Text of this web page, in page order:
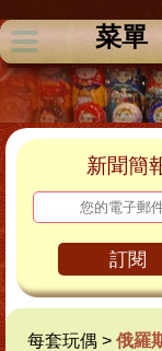
菜單
新聞簡
訂閱
每套玩偶 > 俄羅